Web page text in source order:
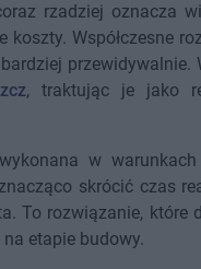
rzadziej oznacza
koszty. Współczesne
przewidywalnie.
, traktując je jako
w
skrócić czas
To rozwiązanie,
etapie budowy.